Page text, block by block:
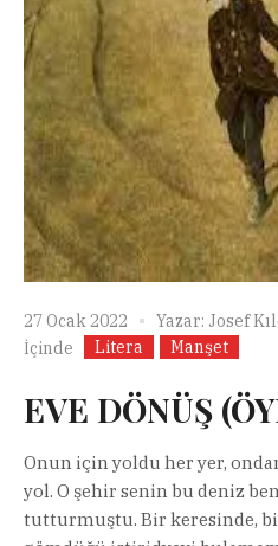
27 Ocak 2022 Yazar: Josef
İçinde
Litera Manşet
EVE DÖNÜŞ
Onun için yoldu her yer,
yol. O şehir senin bu deniz
tutturmuştu. Bir keresinde,